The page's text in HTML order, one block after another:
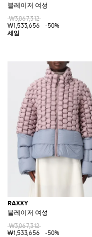
블레이저 여성
₩3,067,312
₩1,533,656
-50%
RAXXY
블레이저 여성
₩3,067,312
₩1,533,656
-50%